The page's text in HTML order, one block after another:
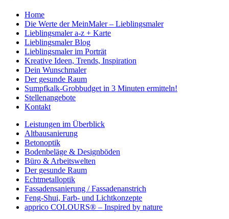
Home
Die Werte der MeinMaler – Lieblingsmaler
Lieblingsmaler a-z + Karte
Lieblingsmaler Blog
Lieblingsmaler im Porträt
Kreative Ideen, Trends, Inspiration
Dein Wunschmaler
Der gesunde Raum
Sumpfkalk-Grobbudget in 3 Minuten ermitteln!
Stellenangebote
Kontakt
Leistungen im Überblick
Altbausanierung
Betonoptik
Bodenbeläge & Designböden
Büro & Arbeitswelten
Der gesunde Raum
Echtmetalloptik
Fassadensanierung / Fassadenanstrich
Feng-Shui, Farb- und Lichtkonzepte
apprico COLOURS® – Inspired by nature